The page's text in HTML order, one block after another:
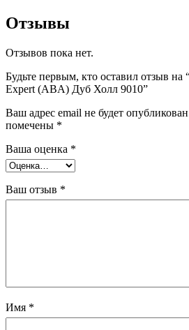
Отзывы
Отзывов пока нет.
Будьте первым, кто оставил отзыв на
Expert (ABA) Дуб Холл 9010”
Ваш адрес email не будет
помечены *
Ваша оценка *
Ваш отзыв *
Имя *